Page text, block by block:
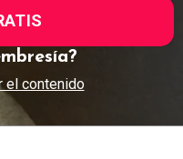
el contenido